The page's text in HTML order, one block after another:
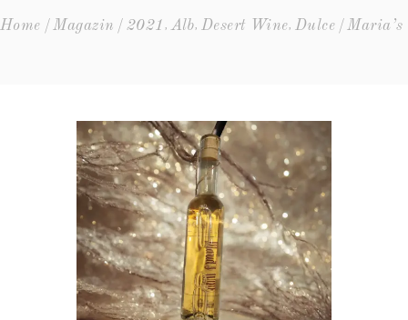
Home Magazin 2021 ,Alb, Desert Wine, Dulce